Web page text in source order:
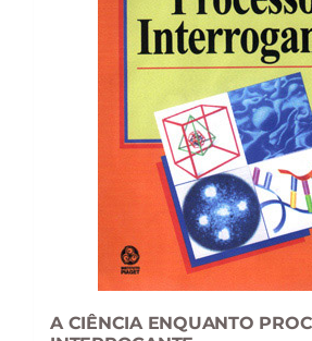
A CIÊNCIA ENQUANTO